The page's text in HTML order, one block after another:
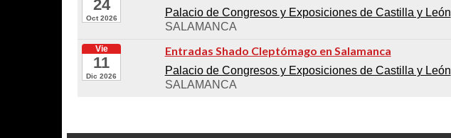
24
Oct 2026 Palacio de Congresos y Exposiciones de Castilla y León
SALAMANCA
Vie
11
Dic 2026
Entradas Shado Cleptómago en Salamanca
Palacio de Congresos y Exposiciones de Castilla y León
SALAMANCA